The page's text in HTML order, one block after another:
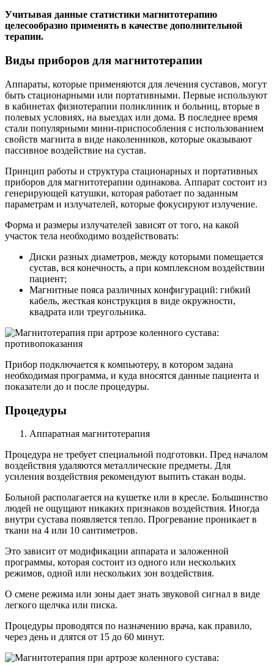
Учитывая данные статистики магнитотерапию
целесообразно применять в качестве дополнительной
терапии.
Виды приборов для магнитотерапии
Аппараты, которые применяются для лечения суставов, могут
быть стационарными или портативными. Первые используют
в кабинетах физиотерапии поликлиник и больниц, вторые в
полевых условиях, на выездах или дома. В последнее время
стали популярными мини-приспособления с использованием
свойств магнита в виде наколенников, которые оказывают
пассивное воздействие на сустав.
Принцип работы и структура стационарных и портативных
приборов для магнитотерапии одинакова. Аппарат состоит из
генерирующей катушки, которая работает по заданным
параметрам и излучателей, которые фокусируют излучение.
Форма и размеры излучателей зависят от того, на какой
участок тела необходимо воздействовать:
Диски разных диаметров, между которыми помещается
сустав, вся конечность, а при комплексном воздействии
пациент;
Магнитные пояса различных конфигураций: гибкий
кабель, жесткая конструкция в виде окружности,
квадрата или треугольника.
Прибор подключается к компьютеру, в котором задана
необходимая программа, и куда вносятся данные пациента и
показатели до и после процедуры.
Процедуры
Аппаратная магнитотерапия
Процедура не требует специальной подготовки. Пред началом
воздействия удаляются металлические предметы. Для
усиления воздействия рекомендуют выпить стакан воды.
Больной располагается на кушетке или в кресле. Большинство
людей не ощущают никаких признаков воздействия. Иногда
внутри сустава появляется тепло. Прогревание проникает в
ткани на 4 или 10 сантиметров.
Это зависит от модификации аппарата и заложенной
программы, которая состоит из одного или нескольких
режимов, одной или нескольких зон воздействия.
О смене режима или зоны дает знать звуковой сигнал в виде
легкого щелчка или писка.
Процедуры проводятся по назначению врача, как правило,
через день и длятся от 15 до 60 минут.